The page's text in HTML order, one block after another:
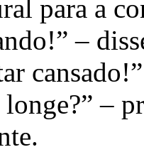
para a
–
–